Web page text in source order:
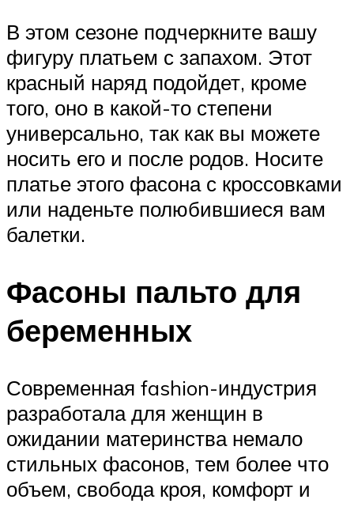
В этом сезоне подчеркните вашу
фигуру платьем с запахом. Этот
красный наряд подойдет, кроме
того, оно в какой-то степени
универсально, так как вы можете
носить его и после родов. Носите
платье этого фасона с кроссовками
или наденьте полюбившиеся вам
балетки.
Фасоны пальто для
беременных
Современная fashion-индустрия
разработала для женщин в
ожидании материнства немало
стильных фасонов, тем более что
объем, свобода кроя, комфорт и